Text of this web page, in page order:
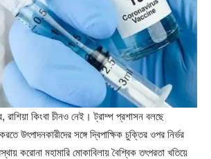
রাশিয়া কিংবা চীনও নেই। ট্রাম্প প্রশাসন বলছে
উৎপাদনকারীদের সঙ্গে দ্বিপাক্ষিক চুক্তির ওপর নির্ভর
করোনা মহামারি মোকাবিলায় বৈশ্বিক তৎপরতা খতিয়ে